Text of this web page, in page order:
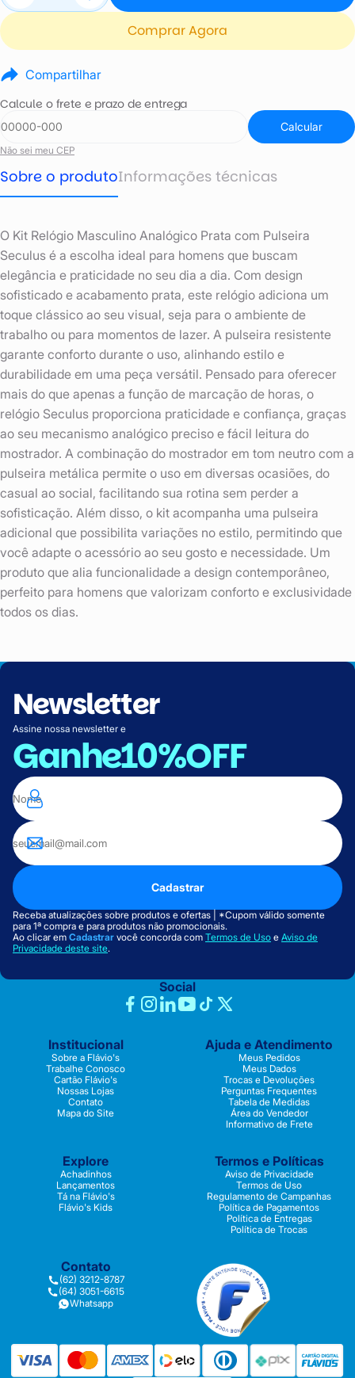
Comprar Agora
Compartilhar
Calcule o frete e prazo de entrega
Calcular
Não sei meu CEP
Sobre o produtoInformações técnicas
O Kit Relógio Masculino Analógico Prata com Pulseira
Seculus é a escolha ideal para homens que buscam
elegância e praticidade no seu dia a dia. Com design
sofisticado e acabamento prata, este relógio adiciona um
toque clássico ao seu visual, seja para o ambiente de
trabalho ou para momentos de lazer. A pulseira resistente
garante conforto durante o uso, alinhando estilo e
durabilidade em uma peça versátil. Pensado para oferecer
mais do que apenas a função de marcação de horas, o
relógio Seculus proporciona praticidade e confiança, graças
ao seu mecanismo analógico preciso e fácil leitura do
mostrador. A combinação do mostrador em tom neutro com a
pulseira metálica permite o uso em diversas ocasiões, do
casual ao social, facilitando sua rotina sem perder a
sofisticação. Além disso, o kit acompanha uma pulseira
adicional que possibilita variações no estilo, permitindo que
você adapte o acessório ao seu gosto e necessidade. Um
produto que alia funcionalidade a design contemporâneo,
perfeito para homens que valorizam conforto e exclusividade
todos os dias.
Newsletter
Assine nossa newsletter e
Ganhe10%OFF
Cadastrar
Receba atualizações sobre produtos e ofertas | *Cupom válido somente
para 1ª compra e para produtos não promocionais.
Ao clicar em Cadastrar você concorda com Termos de Uso e Aviso de
Privacidade deste site.
Social
Institucional
Sobre a Flávio's
Trabalhe Conosco
Cartão Flávio's
Nossas Lojas
Contato
Mapa do Site
Ajuda e Atendimento
Meus Pedidos
Meus Dados
Trocas e Devoluções
Perguntas Frequentes
Tabela de Medidas
Área do Vendedor
Informativo de Frete
Explore
Achadinhos
Lançamentos
Tá na Flávio's
Flávio's Kids
Termos e Políticas
Aviso de Privacidade
Termos de Uso
Regulamento de Campanhas
Política de Pagamentos
Política de Entregas
Política de Trocas
Contato
(62) 3212-8787
(64) 3051-6615
Whatsapp